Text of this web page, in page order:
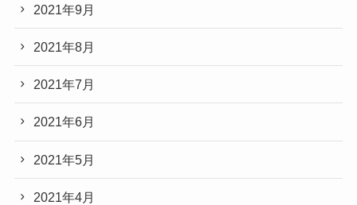
2021年9月
2021年8月
2021年7月
2021年6月
2021年5月
2021年4月